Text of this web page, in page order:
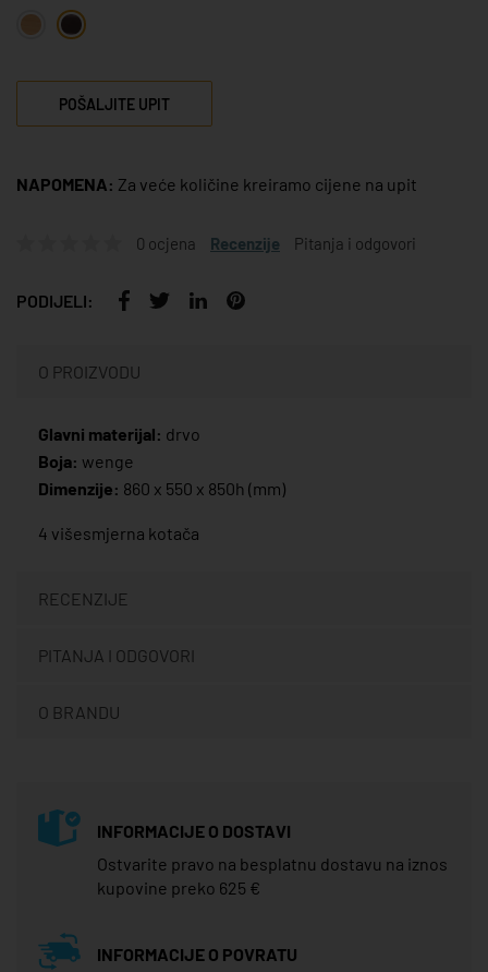
POŠALJITE UPIT
NAPOMENA: Za veće količine kreiramo cijene na upit
0 ocjena Recenzije Pitanja i odgovori
PODIJELI:
O PROIZVODU
Glavni materijal: drvo
Boja: wenge
Dimenzije: 860 x 550 x 850h (mm)
4 višesmjerna kotača
RECENZIJE
PITANJA I ODGOVORI
O BRANDU
INFORMACIJE O DOSTAVI
Ostvarite pravo na besplatnu dostavu na iznos
kupovine preko 625 €
INFORMACIJE O POVRATU